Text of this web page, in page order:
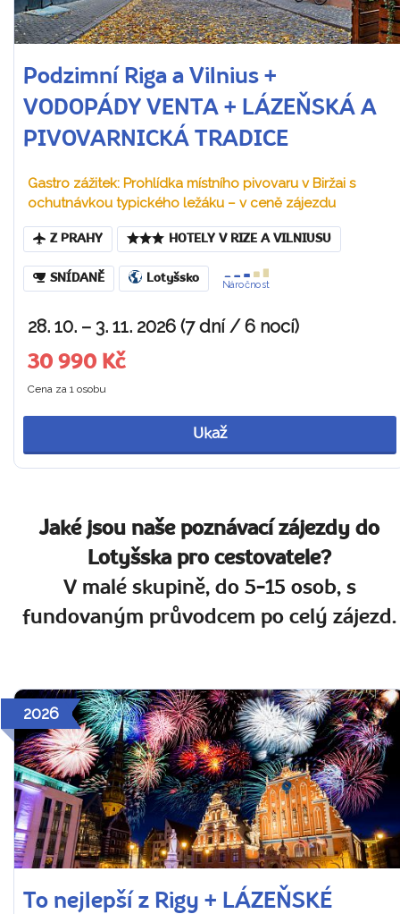
Podzimní Riga a Vilnius +
VODOPÁDY VENTA + LÁZEŇSKÁ A
PIVOVARNICKÁ TRADICE
Gastro zážitek: Prohlídka místního pivovaru v Biržai s
ochutnávkou typického ležáku – v ceně zájezdu
Z PRAHY HOTELY V RIZE A VILNIUSU
SNÍDANĚ Lotyšsko
Náročnost
28. 10. – 3. 11. 2026 (7 dní / 6 nocí)
30 990 Kč
Cena za 1 osobu
Ukaž
Jaké jsou naše poznávací zájezdy do
Lotyšska pro cestovatele?
V malé skupině, do 5-15 osob, s
fundovaným průvodcem po celý zájezd.
2026
To nejlepší z Rigy + LÁZEŇSKÉ